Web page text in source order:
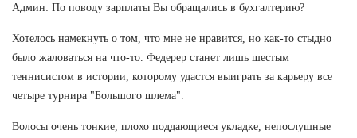
Админ: По поводу зарплаты Вы обращались в бухгалтерию?
Хотелось намекнуть о том, что мне не нравится, но как-то стыдно
было жаловаться на что-то. Федерер станет лишь шестым
теннисистом в истории, которому удастся выиграть за карьеру все
четыре турнира "Большого шлема".
Волосы очень тонкие, плохо поддающиеся укладке, непослушные